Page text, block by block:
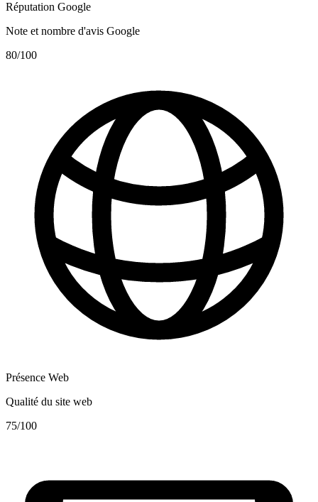
Réputation Google
Note et nombre d'avis Google
80/100
Présence Web
Qualité du site web
75/100